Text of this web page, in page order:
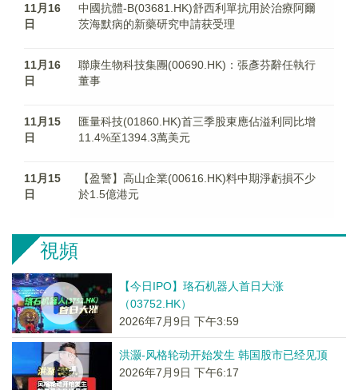
11月16
日
中國抗體-B(03681.HK)舒西利單抗用於治療阿爾
茨海默病的新藥研究申請获受理
11月16
日
聯康生物科技集團(00690.HK)：張彥芬辭任執行
董事
11月15
日
匯量科技(01860.HK)首三季股東應佔溢利同比增
11.4%至1394.3萬美元
11月15
日
【盈警】高山企業(00616.HK)料中期淨虧損不少
於1.5億港元
視頻
【今日IPO】珞石机器人首日大涨
（03752.HK）
2026年7月9日 下午3:59
洪灏-风格轮动开始发生 韩国股市已经见顶
2026年7月9日 下午6:17